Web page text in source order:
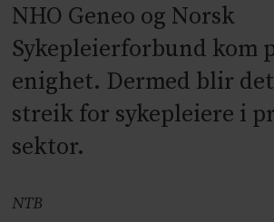
NHO Geneo og Norsk
Sykepleierforbund kom
enighet. Dermed blir
streik for sykepleiere i
sektor.
NTB